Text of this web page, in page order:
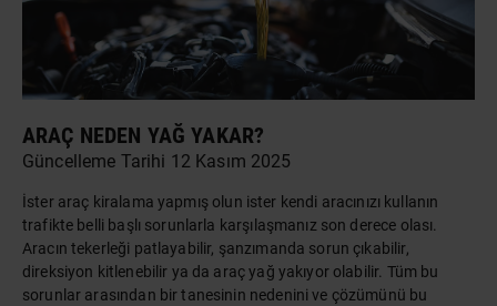
ARAÇ NEDEN YAĞ YAKAR?
Güncelleme Tarihi 12 Kasım 2025
İster araç kiralama yapmış olun ister kendi aracınızı kullanın
trafikte belli başlı sorunlarla karşılaşmanız son derece olası.
Aracın tekerleği patlayabilir, şanzımanda sorun çıkabilir,
direksiyon kitlenebilir ya da araç yağ yakıyor olabilir. Tüm bu
sorunlar arasından bir tanesinin nedenini ve çözümünü bu